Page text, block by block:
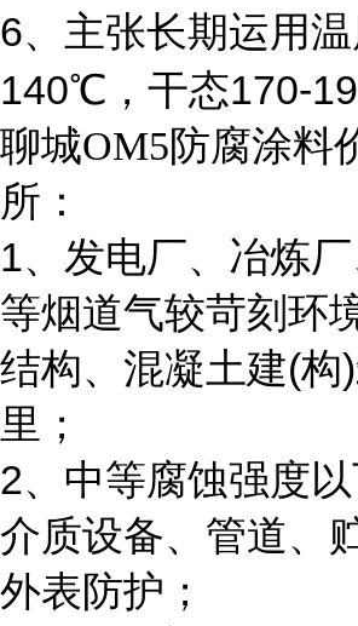
6、主张长期运用
140℃，干态170-
聊城OM5防腐涂料
所：
1、发电厂、冶炼
等烟道气较苛刻环
结构、混凝土建(构)
里；
2、中等腐蚀强度
介质设备、管道、
外表防护；